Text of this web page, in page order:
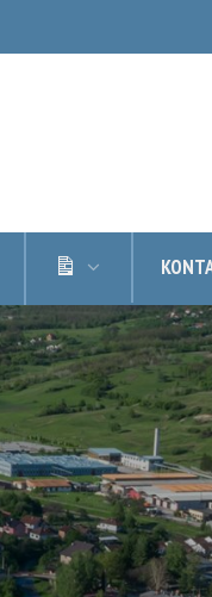
DOKUMENTI